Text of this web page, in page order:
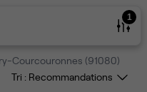
1
Courcouronnes (91080)
Tri :